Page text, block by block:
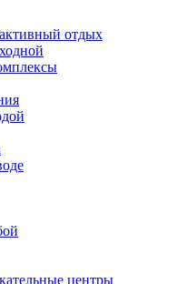
отдых
центры